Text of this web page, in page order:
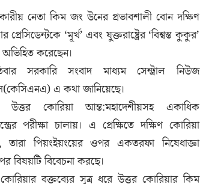
নেতা কিম জং উনের প্রভাবশালী বোন দক্ষিণ
প্রেসিডেন্টকে ‘মূর্খ’ এবং যুক্তরাষ্ট্রের ‘বিশ্বস্ত কুকুর’
অভিহিত করেছেন।
সরকারি সংবাদ মাধ্যম সেন্ট্রাল নিউজ
এ কথা জানিয়েছে।
উত্তর কোরিয়া আন্ত:মহাদেশীয়সহ একাধিক
পরীক্ষা চালায়। এ প্রেক্ষিতে দক্ষিণ কোরিয়া
তারা পিয়ংইয়ংয়ের ওপর একতরফা নিষেধাজ্ঞা
বিষয়টি বিবেচনা করছে।
বক্তব্যের সূত্র ধরে উত্তর কোরিয়ার কিম